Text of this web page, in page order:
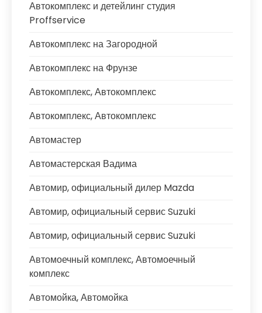
Автокомплекс и детейлинг студия
Proffservice
Автокомплекс на Загородной
Автокомплекс на Фрунзе
Автокомплекс, Автокомплекс
Автокомплекс, Автокомплекс
Автомастер
Автомастерская Вадима
Автомир, официальный дилер Mazda
Автомир, официальный сервис Suzuki
Автомир, официальный сервис Suzuki
Автомоечный комплекс, Автомоечный
комплекс
Автомойка, Автомойка